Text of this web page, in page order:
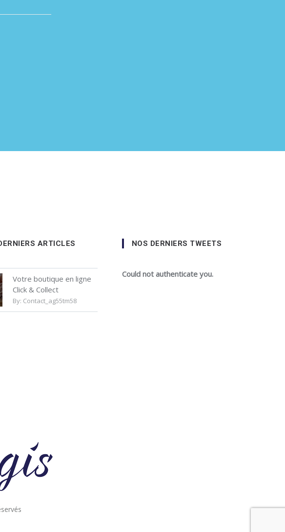
ARTICLES
Votre boutique en ligne
Click & Collect
By: Contact_ag55tm58
NOS DERNIERS TWEETS
Could not authenticate you.